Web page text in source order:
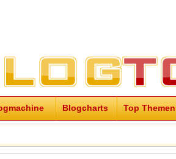
Blogcharts Top Themen